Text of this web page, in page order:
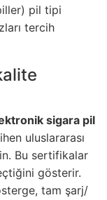
pil tipi
tercih
sigara pil
uluslararası
Bu sertifikalar
gösterir.
tam şarj/